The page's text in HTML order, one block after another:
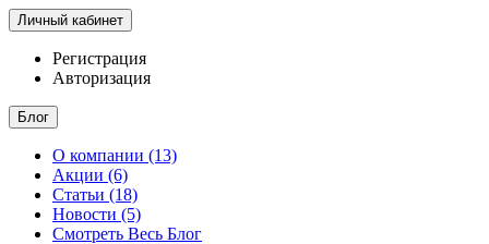
Личный кабинет
Регистрация
Авторизация
Блог
О компании (13)
Акции (6)
Статьи (18)
Новости (5)
Смотреть Весь Блог